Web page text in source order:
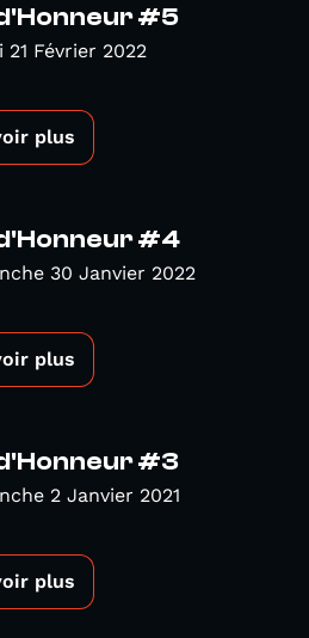
#5
21 Février 2022
plus
#4
30 Janvier 2022
plus
#3
2 Janvier 2021
plus